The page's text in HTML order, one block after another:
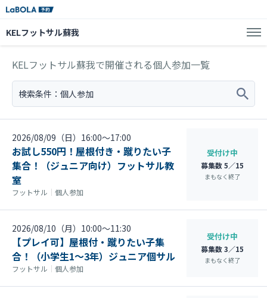
KELフットサル蘇我
KELフットサル蘇我で開催される個人参加一覧
検索条件： 個人参加
2026/08/09（日）16:00〜17:00
お試し550円！屋根付き・蹴りたい子
集合！（ジュニア向け）フットサル教
室
フットサル ｜ 個人参加
受付け中
募集数 5／15
まもなく終了
2026/08/10（月）10:00〜11:30
【プレイ可】屋根付・蹴りたい子集
合！（小学生1～3年）ジュニア個サル
フットサル ｜ 個人参加
受付け中
募集数 3／15
まもなく終了